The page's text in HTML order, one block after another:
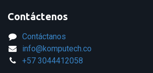
Contáctenos
Contáctanos
info@komputech.co
+57 3044412058